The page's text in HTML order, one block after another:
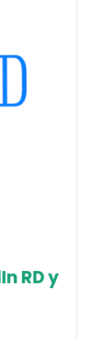
RD y